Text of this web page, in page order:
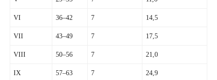
VI 36–42 7 14,5
VII 43–49 7 17,5
VIII 50–56 7 21,0
IX 57–63 7 24,9